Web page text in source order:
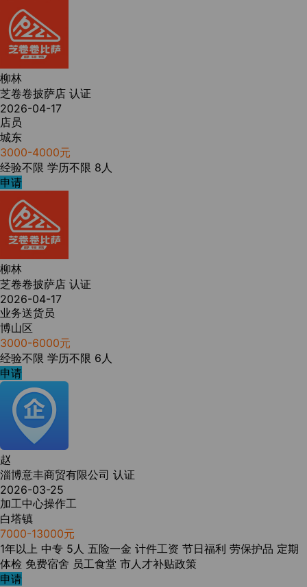
柳林
芝卷卷披萨店 认证
2026-04-17
店员
城东
3000-4000元
经验不限 学历不限 8人
申请
柳林
芝卷卷披萨店 认证
2026-04-17
业务送货员
博山区
3000-6000元
经验不限 学历不限 6人
申请
赵
淄博意丰商贸有限公司 认证
2026-03-25
加工中心操作工
白塔镇
7000-13000元
1年以上 中专 5人 五险一金 计件工资 节日福利 劳保护品 定期
体检 免费宿舍 员工食堂 市人才补贴政策
申请